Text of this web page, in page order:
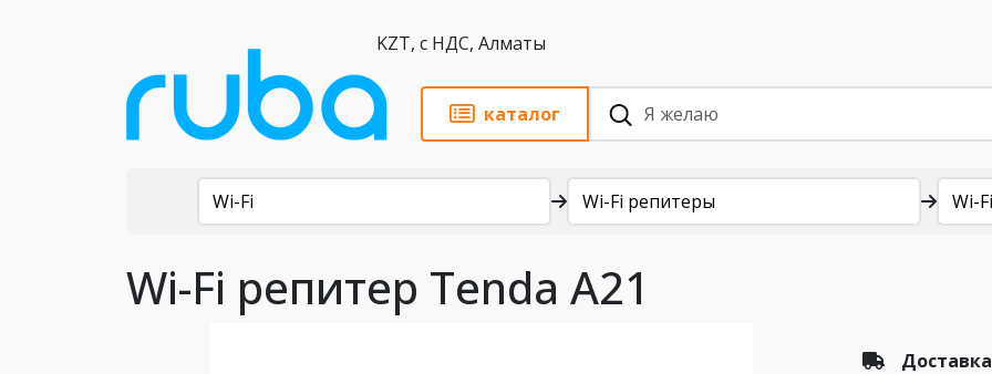
KZT, с НДС, Алматы
каталог
Каталог
Wi-Fi Wi-Fi репитеры Wi-
Wi-Fi репитер Tenda A21
Доставка